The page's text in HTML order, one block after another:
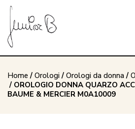
Home / Orologi/ Orologi da donna/
/ OROLOGIO DONNA QUARZO
BAUME & MERCIER M0A10009